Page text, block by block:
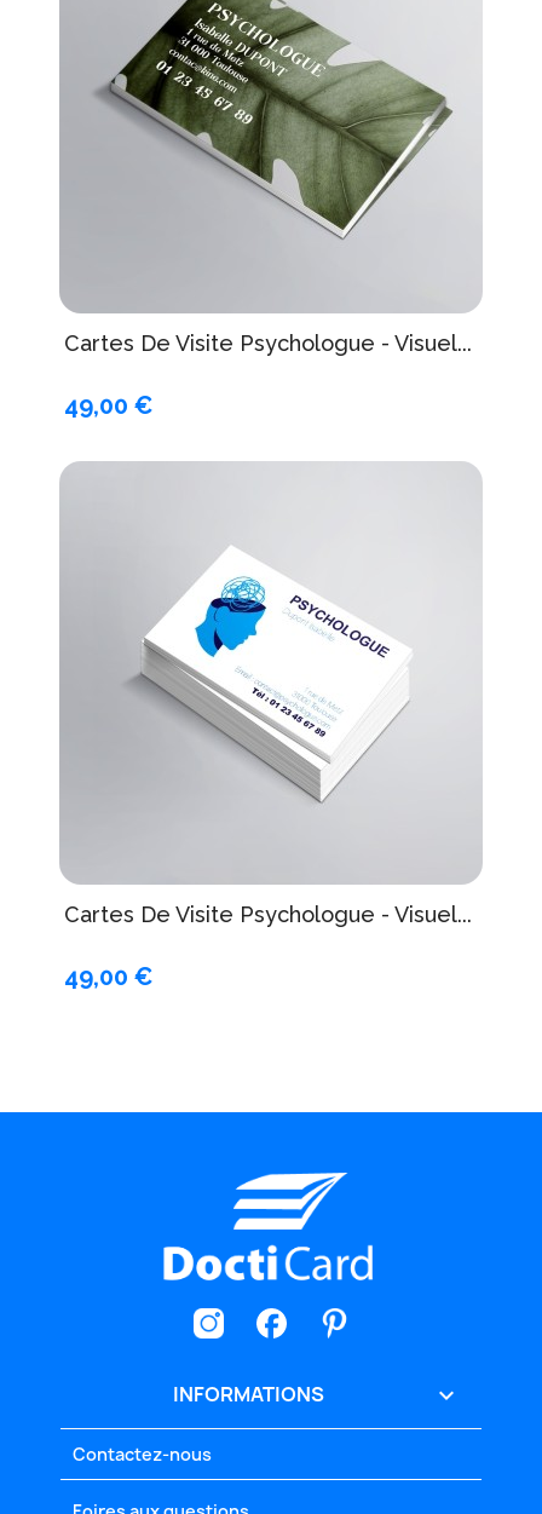
Cartes De Visite Psychologue - Visuel...
49,00 €
Cartes De Visite Psychologue - Visuel...
49,00 €
INFORMATIONS 
Contactez-nous